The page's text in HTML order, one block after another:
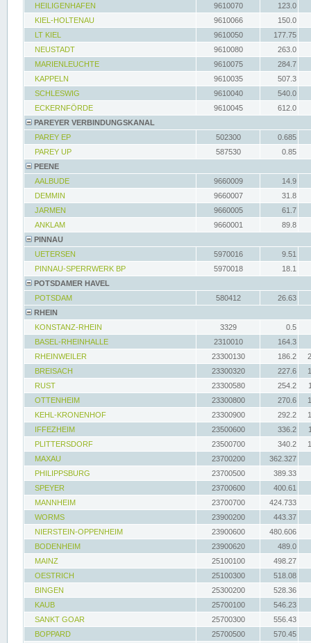
HEILIGENHAFEN
9610070
123.0
KIEL-HOLTENAU
9610066
150.0
LT KIEL
9610050
177.75
NEUSTADT
9610080
263.0
MARIENLEUCHTE
9610075
284.7
KAPPELN
9610035
507.3
SCHLESWIG
9610040
540.0
ECKERNFÖRDE
9610045
612.0
PAREYER VERBINDUNGSKANAL
PAREY EP
502300
0.685
PAREY UP
587530
0.85
PEENE
AALBUDE
9660009
14.9
DEMMIN
9660007
31.8
JARMEN
9660005
61.7
ANKLAM
9660001
89.8
PINNAU
UETERSEN
5970016
9.51
PINNAU-SPERRWERK BP
5970018
18.1
POTSDAMER HAVEL
POTSDAM
580412
26.63
RHEIN
KONSTANZ-RHEIN
3329
0.5
BASEL-RHEINHALLE
2310010
164.3
RHEINWEILER
23300130 186.2
BREISACH
23300320 227.6
RUST
23300580 254.2
OTTENHEIM
23300800 270.6
KEHL-KRONENHOF
23300900 292.2
IFFEZHEIM
23500600 336.2
PLITTERSDORF
23500700 340.2
MAXAU
23700200
362.327
PHILIPPSBURG
23700500
389.33
SPEYER
23700600
400.61
MANNHEIM
23700700
424.733
WORMS
23900200
443.37
NIERSTEIN-OPPENHEIM
23900600
480.606
BODENHEIM
23900620
489.0
MAINZ
25100100
498.27
OESTRICH
25100300
518.08
BINGEN
25300200
528.36
KAUB
25700100
546.23
SANKT GOAR
25700300
556.43
BOPPARD
25700500
570.45